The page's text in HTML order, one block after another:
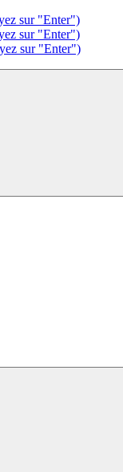
sur "Enter")
sur "Enter")
sur "Enter")